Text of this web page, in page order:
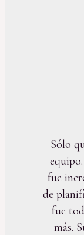
Sólo
fue
de
fue
más.